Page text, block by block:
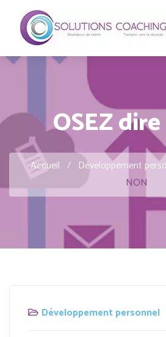
OSEZ
Accueil / Développement
NON
Développement personnel